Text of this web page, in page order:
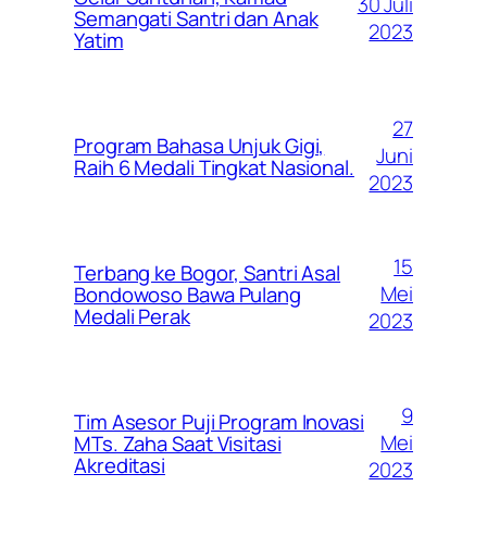
Semangati Santri dan Anak
Yatim
2023
Program Bahasa Unjuk Gigi,
Raih 6 Medali Tingkat Nasional.
27
Juni
2023
Terbang ke Bogor, Santri Asal
Bondowoso Bawa Pulang
Medali Perak
15
Mei
2023
Tim Asesor Puji Program Inovasi
MTs. Zaha Saat Visitasi
Akreditasi
9
Mei
2023